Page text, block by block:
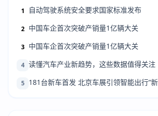
1 自动驾驶系统安全要求国家标准发布
2 中国车企首次突破产销量1亿辆大关
3 中国车企首次突破产销量1亿辆大关
4 读懂汽车产业新趋势，这些数据值得关注
5 181台新车首发 北京车展引领智能出行“